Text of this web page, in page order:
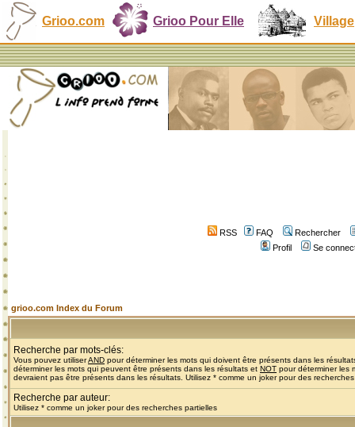
Grioo.com Grioo Pour Elle Village
RSS FAQ
Rechercher
Profil
Se
grioo.com Index du Forum
Recherche par mots-clés:
Vous pouvez utiliserAND pour déterminer les mots qui doivent être présents dans les
déterminer les mots qui peuvent être présents dans les résultats et NOT pour déterminer les
devraient pas être présents dans les résultats. Utilisez * comme un joker pour des
Recherche par auteur:
Utilisez * comme un joker pour des recherches partielles